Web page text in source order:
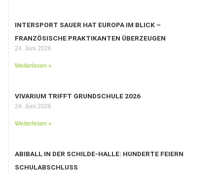
INTERSPORT SAUER HAT EUROPA IM BLICK –
FRANZÖSISCHE PRAKTIKANTEN ÜBERZEUGEN
24. Juni 2026
Weiterlesen »
VIVARIUM TRIFFT GRUNDSCHULE 2026
24. Juni 2026
Weiterlesen »
ABIBALL IN DER SCHILDE-HALLE: HUNDERTE FEIERN
SCHULABSCHLUSS